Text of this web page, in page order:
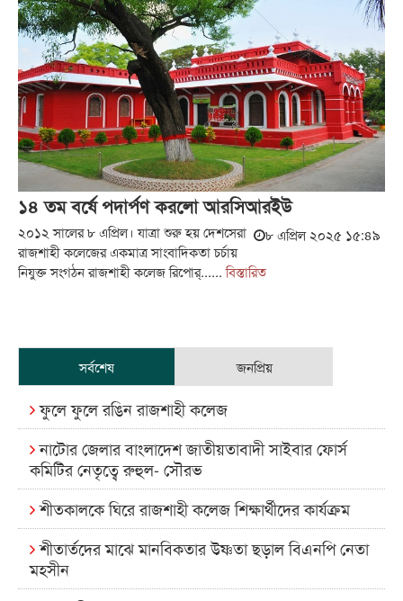
১৪ তম বর্ষে পদার্পণ করলো আরসিআরইউ
৮ এপ্রিল ২০২৫ ১৫:৪৯
২০১২ সালের ৮ এপ্রিল। যাত্রা শুরু হয় দেশসেরা
রাজশাহী কলেজের একমাত্র সাংবাদিকতা চর্চায়
নিযুক্ত সংগঠন রাজশাহী কলেজ রিপোর্......বিস্তারিত
সর্বশেষ জনপ্রিয়
ফুলে ফুলে রঙিন রাজশাহী কলেজ
নাটোর জেলার বাংলাদেশ জাতীয়তাবাদী সাইবার ফোর্স
কমিটির নেতৃত্বে রুহুল- সৌরভ
শীতকালকে ঘিরে রাজশাহী কলেজ শিক্ষার্থীদের কার্যক্রম
শীতার্তদের মাঝে মানবিকতার উষ্ণতা ছড়াল বিএনপি নেতা
মহসীন